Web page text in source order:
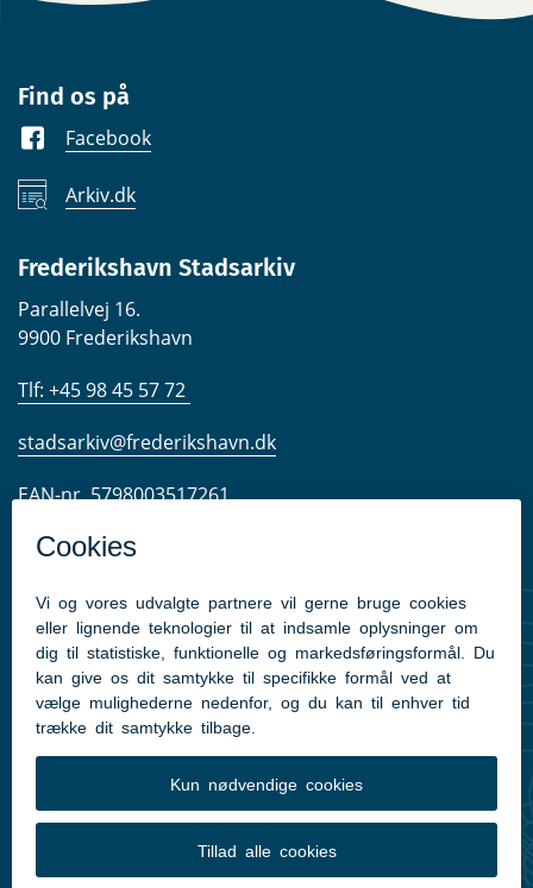
Find os på
Facebook
Arkiv.dk
Frederikshavn Stadsarkiv
Parallelvej 16.
9900 Frederikshavn
Tlf: +45 98 45 57 72
stadsarkiv@frederikshavn.dk
EAN-nr. 5798003517261
CVR-nr. 29189498
Tilgængelighedserklæring
Læsesalens åbningstider:
Mandag: 12:30-15:00
Tirsdag: 12:30-15:00
Torsdag: 12:30-17:00
Lukket mellem jul og nytår samt på helligdage.